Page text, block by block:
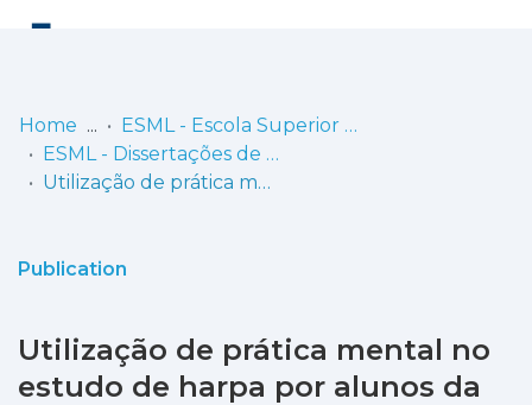
Communities
Statistics
Home
ESML - Escola Superior de Música de Lisboa
ESML - Dissertações de Mestrado
Utilização de prática mental no estudo de harpa por alunos da Academia de Música de Almada
Publication
Utilização de prática mental no
estudo de harpa por alunos da